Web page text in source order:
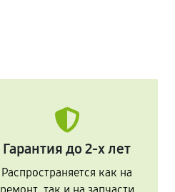
Гарантия до 2-х лет
Распространяется как на